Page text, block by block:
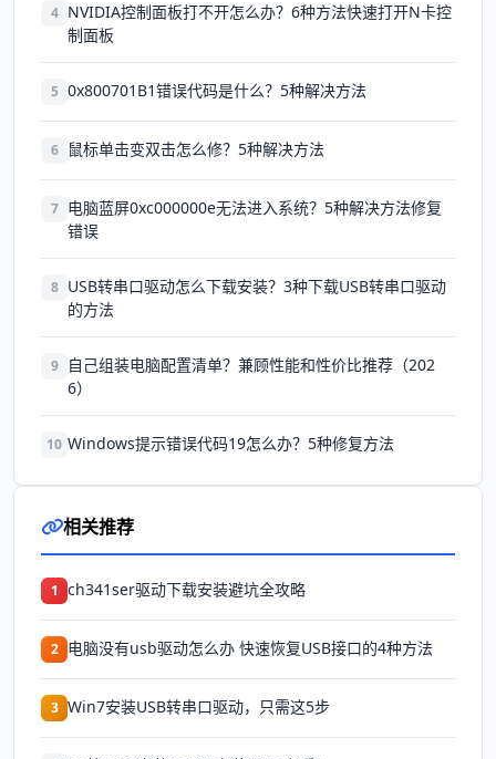
4 NVIDIA控制面板打不开怎么办？6种方法快速打开N卡控
制面板
5 0x800701B1错误代码是什么？5种解决方法
6 鼠标单击变双击怎么修？5种解决方法
7 电脑蓝屏0xc000000e无法进入系统？5种解决方法修复
错误
8 USB转串口驱动怎么下载安装？3种下载USB转串口驱动
的方法
9
自己组装电脑配置清单？兼顾性能和性价比推荐（202
6）
10 Windows提示错误代码19怎么办？5种修复方法
相关推荐
1 ch341ser驱动下载安装避坑全攻略
2 电脑没有usb驱动怎么办 快速恢复USB接口的4种方法
3 Win7安装USB转串口驱动，只需这5步